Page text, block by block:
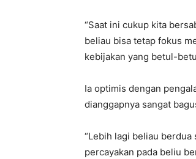
“Saat ini cukup kita
beliau bisa tetap fokus
kebijakan yang betul-
Ia optimis dengan
dianggapnya sangat
“Lebih lagi beliau
percayakan pada beliu